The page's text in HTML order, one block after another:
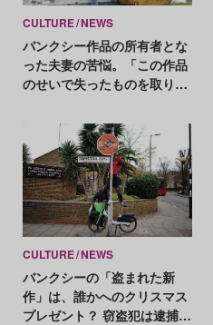
CULTURE NEWS
バンクシー作品の所有者とな
った夫妻の苦悩。「この作品
のせいで失ったものを取り戻
CULTURE NEWS
バンクシーの「盗まれた新
作」は、誰かへのクリスマス
プレゼント？ 窃盗犯は逮捕、